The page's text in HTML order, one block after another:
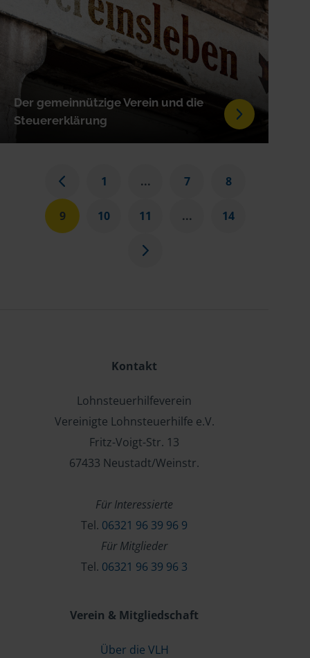
Der gemeinnützige Verein und die
Steuererklärung
1 ... 7 8
9 10 11 ... 14
Kontakt
Lohnsteuerhilfeverein
Vereinigte Lohnsteuerhilfe e.V.
Fritz-Voigt-Str. 13
67433 Neustadt/Weinstr.
Für Interessierte
Tel. 06321 96 39 96 9
Für Mitglieder
Tel. 06321 96 39 96 3
Verein & Mitgliedschaft
Über die VLH